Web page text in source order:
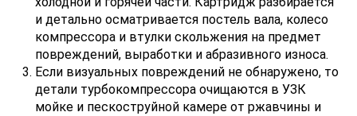
и детально осматривается постель вала, колесо
компрессора и втулки скольжения на предмет
повреждений, выработки и абразивного износа.
Если визуальных повреждений не обнаружено, то
детали турбокомпрессора очищаются в УЗК
мойке и пескоструйной камере от ржавчины и